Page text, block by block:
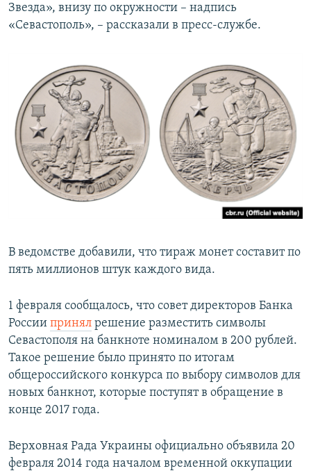
Звезда», внизу по окружности – надпись
«Севастополь», – рассказали в пресс-службе.
В ведомстве добавили, что тираж монет составит по
пять миллионов штук каждого вида.
1 февраля сообщалось, что совет директоров Банка
России принял решение разместить символы
Севастополя на банкноте номиналом в 200 рублей.
Такое решение было принято по итогам
общероссийского конкурса по выбору символов для
новых банкнот, которые поступят в обращение в
конце 2017 года.
Верховная Рада Украины официально объявила 20
февраля 2014 года началом временной оккупации